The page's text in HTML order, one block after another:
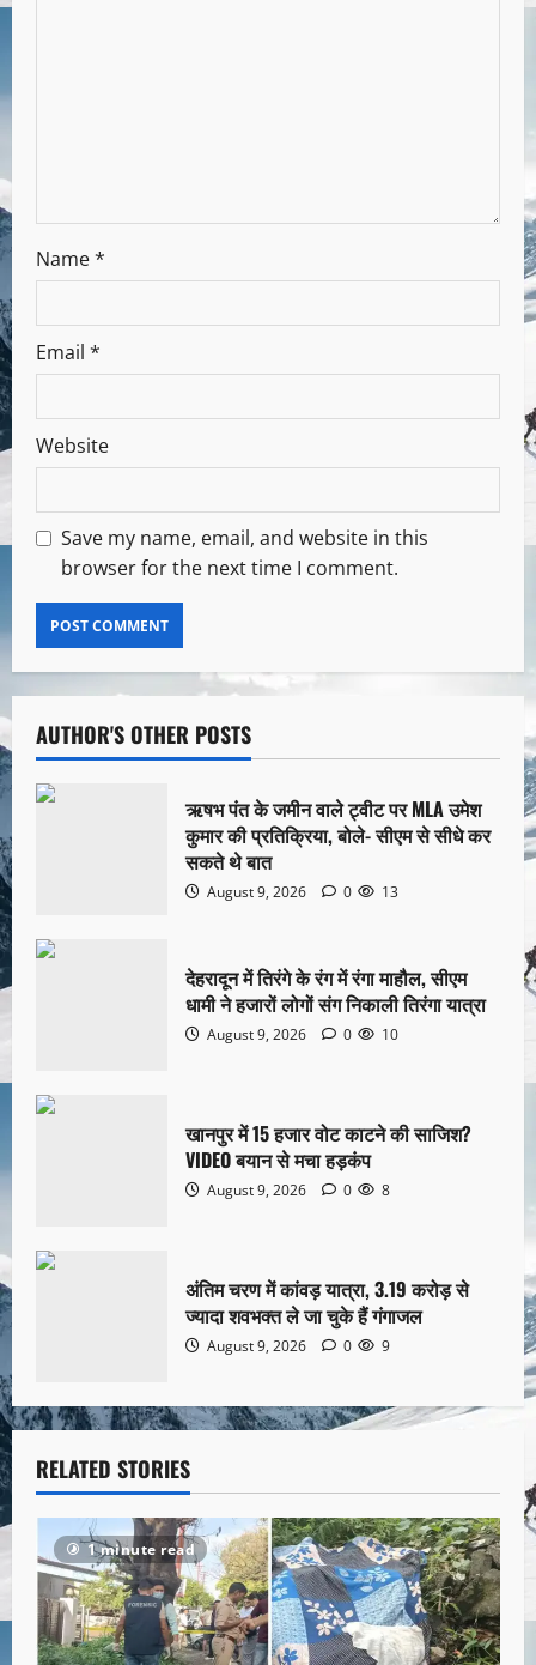
Name*
Email *
Website
Save my name, email, and website in this
browser for the next time I comment.
AUTHOR'S OTHER POSTS
ऋषभ पंत के जमीन वाले ट्वीट पर MLA उमेश
कुमार की प्रतिक्रिया, बोले- सीएम से सीधे कर
सकते थे बात
August 9, 2026 0 13
देहरादून में तिरंगे के रंग में रंगा माहौल, सीएम
धामी ने हजारों लोगों संग निकाली तिरंगा यात्रा
August 9, 2026 0 10
खानपुर में 15 हजार वोट काटने की साजिश?
VIDEO बयान से मचा हड़कंप
August 9, 2026 0 8
अंतिम चरण में कांवड़ यात्रा, 3.19 करोड़ से
ज्यादा शवभक्त ले जा चुके हैं गंगाजल
August 9, 2026 0 9
RELATED STORIES
1 minute read